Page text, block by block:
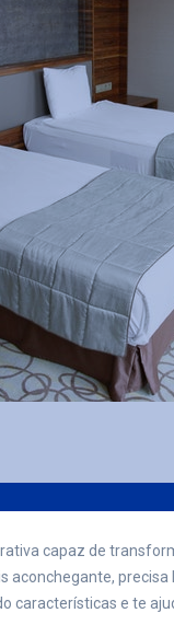
capaz de
aconchegante,
características e te